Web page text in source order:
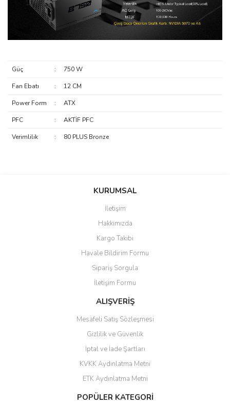
Güç : 750 W
Fan Ebatı : 12 CM
Power Form : ATX
PFC : AKTİF PFC
Verimlilik : 80 PLUS Bronze
Bu ürüne ilk yorumu siz yapın!
güzel paketlenmiş ama yanında
hediye olarak bu alan kamera
ile 24 izlenmektedir diye küçük
bir tabela olsa daha hoş
hızlı güvenli bir alışveriş oldu
Yalçın Kaya | 20/06/2026
ahmet yiğit | 29/04/2026
Aldığım ürün kapalı kutu teslim
edildi. Teşekkür ederim.
KURUMSAL
İletişim
Hakkımızda
Kargo Takibi
Havale Bildirim Formu
Sipariş Sorgula
İletişim Formu
ALIŞVERİŞ
Mesafeli Satış Sözleşmesi
Gizlilik ve Güvenlik
İptal ve İade Şartları
KVKK Aydınlatma Metni
ETK Aydınlatma Metni
POPÜLER KATEGORİ